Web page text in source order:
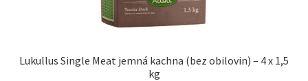
Lukullus Single Meat jemná kachna (bez obilovin) – 4 x 1,5
kg